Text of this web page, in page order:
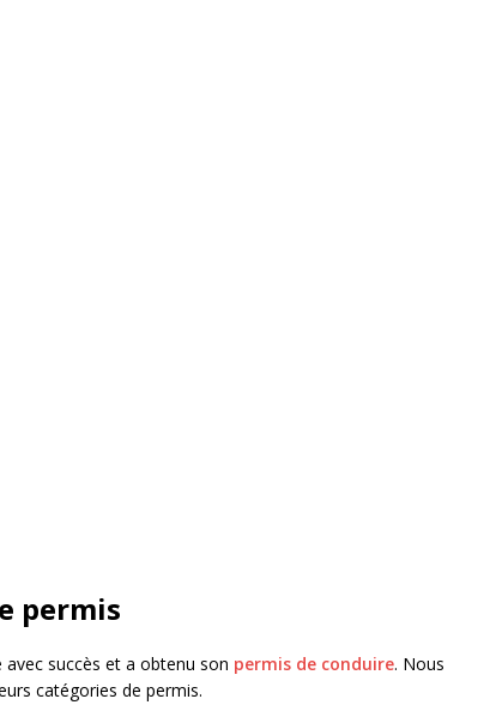
permis
succès et a obtenu son permis de conduire. Nous
catégories de permis.